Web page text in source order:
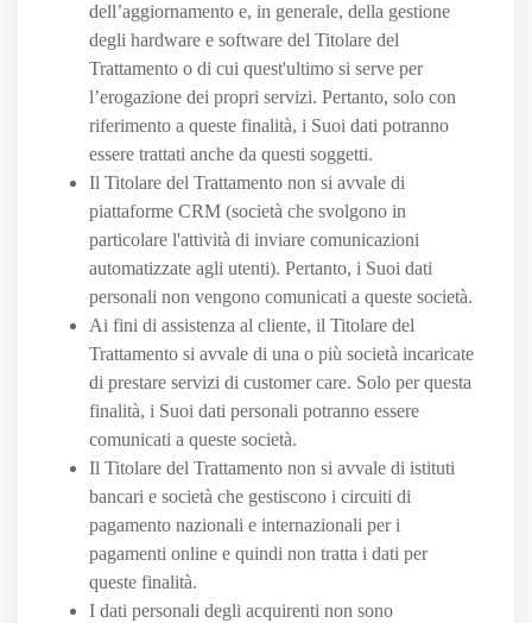
dell’aggiornamento e, in generale, della gestione
degli hardware e software del Titolare del
Trattamento o di cui quest'ultimo si serve per
l’erogazione dei propri servizi. Pertanto, solo con
riferimento a queste finalità, i Suoi dati potranno
essere trattati anche da questi soggetti.
Il Titolare del Trattamento non si avvale di
piattaforme CRM (società che svolgono in
particolare l'attività di inviare comunicazioni
automatizzate agli utenti). Pertanto, i Suoi dati
personali non vengono comunicati a queste società.
Ai fini di assistenza al cliente, il Titolare del
Trattamento si avvale di una o più società incaricate
di prestare servizi di customer care. Solo per questa
finalità, i Suoi dati personali potranno essere
comunicati a queste società.
Il Titolare del Trattamento non si avvale di istituti
bancari e società che gestiscono i circuiti di
pagamento nazionali e internazionali per i
pagamenti online e quindi non tratta i dati per
queste finalità.
I dati personali degli acquirenti non sono